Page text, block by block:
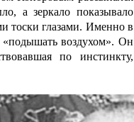
а зеркало показывало
тоски глазами. Именно в
«подышать воздухом». Он
по инстинкту,